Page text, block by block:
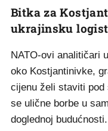
Bitka za
ukrajinsku
NATO-ovi analitičari
oko Kostjantinivke,
cijenu želi staviti
se ulične borbe u
doglednoj